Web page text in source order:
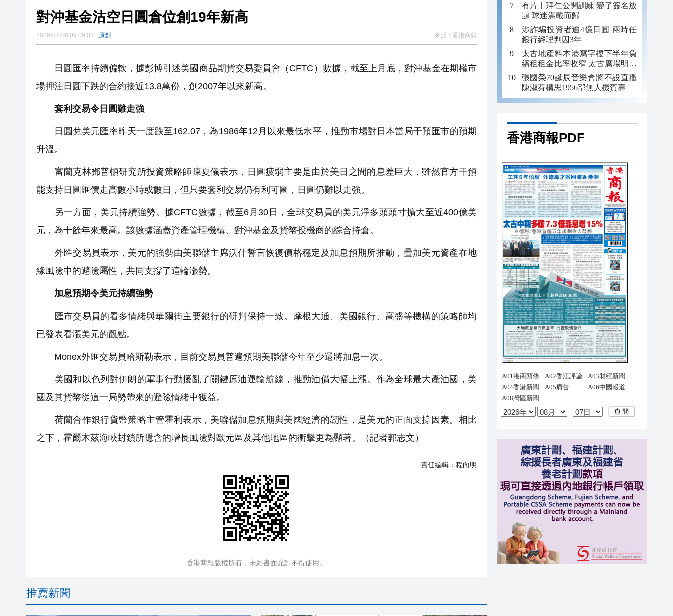
對沖基金沽空日圓倉位創19年新高
2026-07-08 09:09:03 原創 來源： 香港商報
日圓匯率持續偏軟，據彭博引述美國商品期貨交易委員會（CFTC）數據，截至上月底，對沖基金在期權市
場押注日圓下跌的合約接近13.8萬份，創2007年以來新高。
套利交易令日圓難走強
日圓兌美元匯率昨天一度跌至162.07，為1986年12月以來最低水平，推動市場對日本當局干預匯市的預期
升溫。
富蘭克林鄧普頓研究所投資策略師陳夏儀表示，日圓疲弱主要是由於美日之間的息差巨大，雖然官方干預
能支持日圓匯價走高數小時或數日，但只要套利交易仍有利可圖，日圓仍難以走強。
另一方面，美元持續強勢。據CFTC數據，截至6月30日，全球交易員的美元淨多頭頭寸擴大至近400億美
元，為十餘年來最高。該數據涵蓋資產管理機構、對沖基金及貨幣投機商的綜合持倉。
外匯交易員表示，美元的強勢由美聯儲主席沃什誓言恢復價格穩定及加息預期所推動，疊加美元資產在地
緣風險中的避險屬性，共同支撐了這輪漲勢。
加息預期令美元持續強勢
匯市交易員的看多情緒與華爾街主要銀行的研判保持一致。摩根大通、美國銀行、高盛等機構的策略師均
已發表看漲美元的觀點。
Monex外匯交易員哈斯勒表示，目前交易員普遍預期美聯儲今年至少還將加息一次。
美國和以色列對伊朗的軍事行動擾亂了關鍵原油運輸航線，推動油價大幅上漲。作為全球最大產油國，美
國及其貨幣從這一局勢帶來的避險情緒中獲益。
荷蘭合作銀行貨幣策略主管霍利表示，美聯儲加息預期與美國經濟的韌性，是美元的正面支撐因素。相比
之下，霍爾木茲海峽封鎖所隱含的增長風險對歐元區及其他地區的衝擊更為顯著。（記者郭志文）
責任編輯： 程向明
香港商報版權所有，未經書面允許不得使用。
推薦新聞
有片〡拜仁公開訓練 變了簽名放
題 球迷滿載而歸
涉詐騙投資者逾4億日圓 兩時任
銀行經理判囚3年
太古地產料本港寫字樓下半年負
續租租金比率收窄 太古廣場明年
轉正
張國榮70誕辰音樂會將不設直播
陳淑芬構思1956部無人機賀壽
香港商報PDF